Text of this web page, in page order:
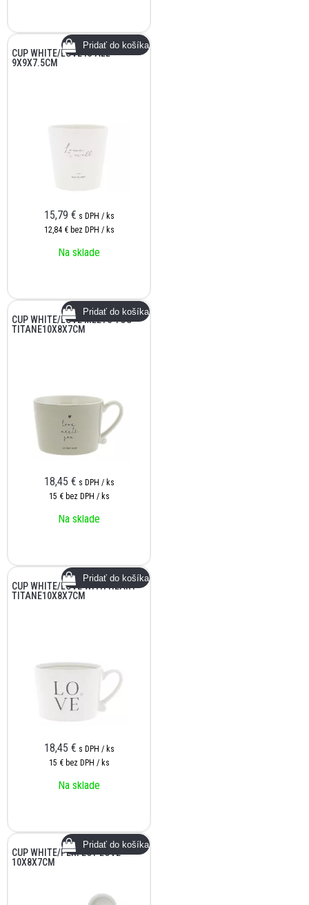
CUP WHITE/LOVE IS ALL
9X9X7.5CM
15,79 € s DPH / ks
12,84 € bez DPH / ks
Na sklade
CUP WHITE/LOVE MEETS YOU
TITANE10X8X7CM
18,45 € s DPH / ks
15 € bez DPH / ks
Na sklade
CUP WHITE/LOVE WITH HEART
TITANE10X8X7CM
18,45 € s DPH / ks
15 € bez DPH / ks
Na sklade
CUP WHITE/PERFECT LOVE
10X8X7CM